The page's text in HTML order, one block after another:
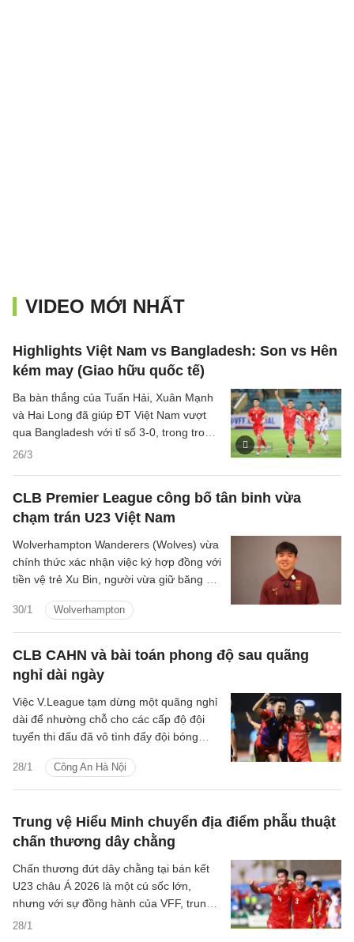
VIDEO MỚI NHẤT
Highlights Việt Nam vs Bangladesh: Son vs Hên
kém may (Giao hữu quốc tế)
26/3
Ba bàn thắng của Tuấn Hải, Xuân Mạnh
và Hai Long đã giúp ĐT Việt Nam vượt
qua Bangladesh với tỉ số 3-0, trong trong
trận giao hữu quốc tế diễn ra tối qua 26/3
CLB Premier League công bố tân binh vừa
chạm trán U23 Việt Nam
30/1 Wolverhampton
Wolverhampton Wanderers (Wolves) vừa
chính thức xác nhận việc ký hợp đồng với
tiền vệ trẻ Xu Bin, người vừa giữ băng đội
châu Á vừa qua.
CLB CAHN và bài toán phong độ sau quãng
nghỉ dài ngày
28/1 Công An Hà Nội
Việc V.League tạm dừng một quãng nghỉ
dài để nhường chỗ cho các cấp độ đội
tuyển thi đấu đã vô tình đẩy đội bóng
phải ra sân tại đấu trường quốc tế
Shopee Cup với một bộ máy đã lâu
Trung vệ Hiểu Minh chuyển địa điểm phẫu thuật
chấn thương dây chằng
28/1
Chấn thương đứt dây chằng tại bán kết
U23 châu Á 2026 là một cú sốc lớn,
nhưng với sự đồng hành của VFF, trung
vệ Nguyễn Hiểu Minh đang bắt đầu hành